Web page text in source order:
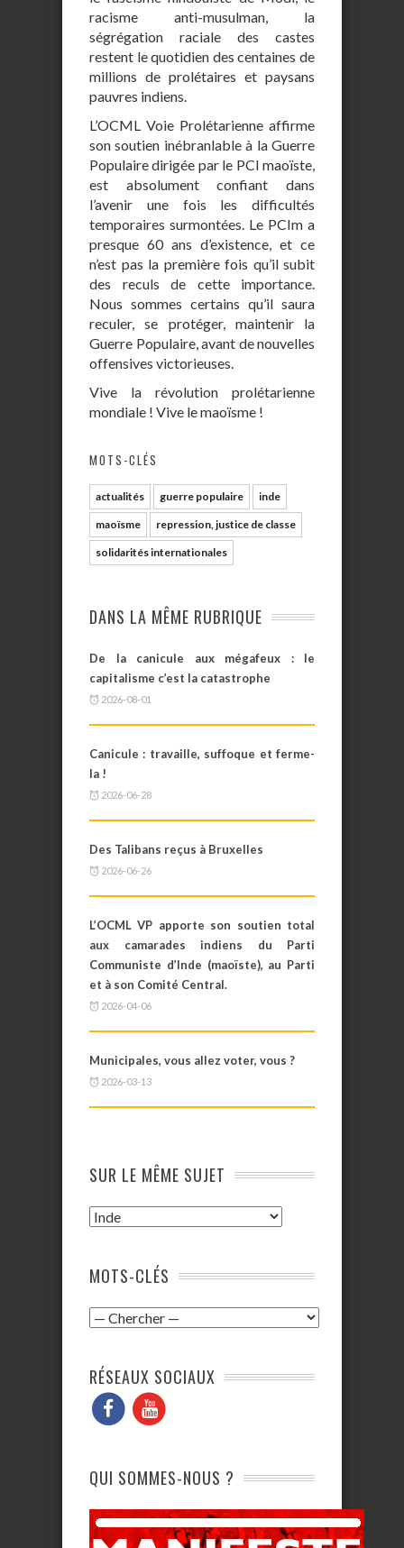
racisme anti-musulman, la
ségrégation raciale des castes
restent le quotidien des centaines de
millions de prolétaires et paysans
pauvres indiens.
L’OCML Voie Prolétarienne affirme
son soutien inébranlable à la Guerre
Populaire dirigée par le PCI maoïste,
est absolument confiant dans
l’avenir une fois les difficultés
temporaires surmontées. Le PCIm a
presque 60 ans d’existence, et ce
n’est pas la première fois qu’il subit
des reculs de cette importance.
Nous sommes certains qu’il saura
reculer, se protéger, maintenir la
Guerre Populaire, avant de nouvelles
offensives victorieuses.
Vive la révolution prolétarienne
mondiale ! Vive le maoïsme !
MOTS-CLÉS
actualités guerre populaire inde
maoïsme repression, justice de classe
solidarités internationales
DANS LA MÊME RUBRIQUE
De la canicule aux mégafeux : le
capitalisme c’est la catastrophe
2026-08-01
Canicule : travaille, suffoque et ferme-
la !
2026-06-28
Des Talibans reçus à Bruxelles
2026-06-26
L’OCML VP apporte son soutien total
aux camarades indiens du Parti
Communiste d’Inde (maoïste), au Parti
et à son Comité Central.
2026-04-06
Municipales, vous allez voter, vous ?
2026-03-13
SUR LE MÊME SUJET
MOTS-CLÉS
RÉSEAUX SOCIAUX
QUI SOMMES-NOUS ?